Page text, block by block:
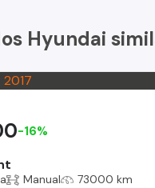
Hyundai
-16%
Manual 73000 km